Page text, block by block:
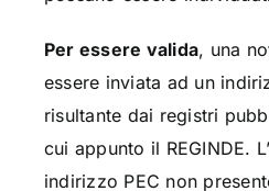
Per essere valida, una
essere inviata ad un
risultante dai registri
cui appunto il REGINDE.
indirizzo PEC non